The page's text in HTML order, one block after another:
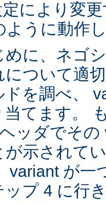
定により変
ように動作
めに、ネゴ
について適
ドを調べ、
当てます。
ッダでその
が示されて
variant が
ップ 4 に行